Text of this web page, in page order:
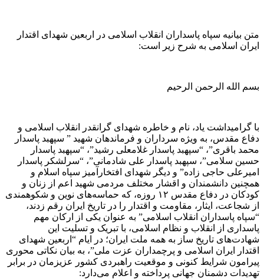
متن بیانیه سپاه پاسداران انقلاب اسلامی در اربعین شهدای اقتدار
ایران اسلامی به شرح زیر است:
بسم الله الرحمن الرحیم
با گرامیداشت یاد، نام و خاطره شهدای گرانقدر انقلاب اسلامی و
دفاع مقدس، به ویژه سرداران و فرماندهان شهید ” سپهبد پاسدار
محمد باقری”، “سپهبد پاسدار غلامعلی رشید”، “سپهبد پاسدار
حسین سلامی”، سپهبد پاسدار علی شادمانی”، “سرلشکر پاسدار
امیرعلی حاجی زاده” و دیگر شهدای افتخارآمیز سپاه اسلام و
همچنین دانشمندان و اقشار مختلف مردمی شهید اعم از زنان و
کودکان در دفاع مقدس ۱۲ روزه، که حماسه‌های نوین و شکوهمندی
از شجاعت، ایثار، مقاومت و اقتدار را در تاریخ ایران رقم زدند،
“سپاه پاسداران انقلاب اسلامی” به عنوان یکی از ارکان مهم
پاسداری از انقلاب و نظام اسلامی، با تبریک و تسلیت این
شهادت‌های تاریخ ساز به همه ملت ایران؛ در ایام “اربعین شهدای
اقتدار ایران اسلامی و پرچمداران عزت ملی”، به بیان نکاتی محوری
پیرامون شرایط کنونی و موقعیت راهبردی کشور عزیزمان در برابر
تهدیدات دشمنان جهانی پرداخته و اعلام می‌دارد: